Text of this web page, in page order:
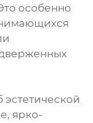
особенно
эстетической
ярко-